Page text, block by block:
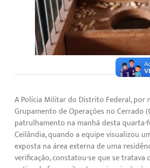
A Polícia Militar do Distrito Federal, por
Grupamento de Operações no Cerrado
patrulhamento na manhã desta quarta-
Ceilândia, quando a equipe visualizou
exposta na área externa de uma
verificação, constatou-se que se tratava